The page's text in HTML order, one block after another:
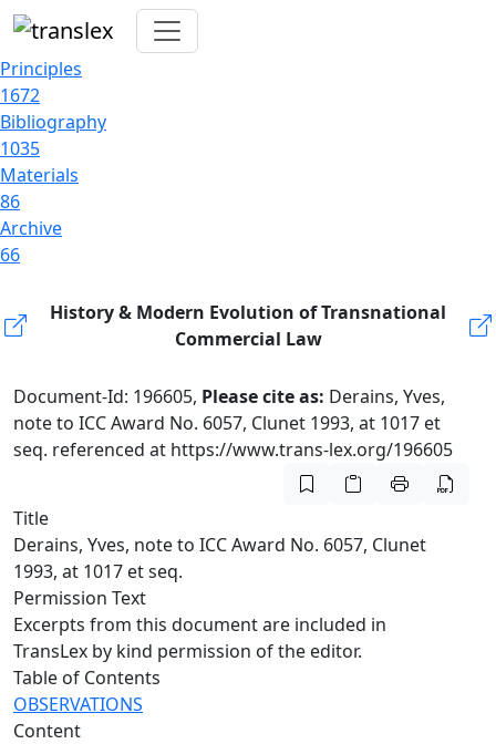
Principles
1672
Bibliography
1035
Materials
86
Archive
66
History & Modern Evolution of Transnational
Commercial Law
Document-Id: 196605, Please cite as: Derains, Yves,
note to ICC Award No. 6057, Clunet 1993, at 1017 et
seq. referenced at https://www.trans-lex.org/196605
Title
Derains, Yves, note to ICC Award No. 6057, Clunet
1993, at 1017 et seq.
Permission Text
Excerpts from this document are included in
TransLex by kind permission of the editor.
Table of Contents
OBSERVATIONS
Content